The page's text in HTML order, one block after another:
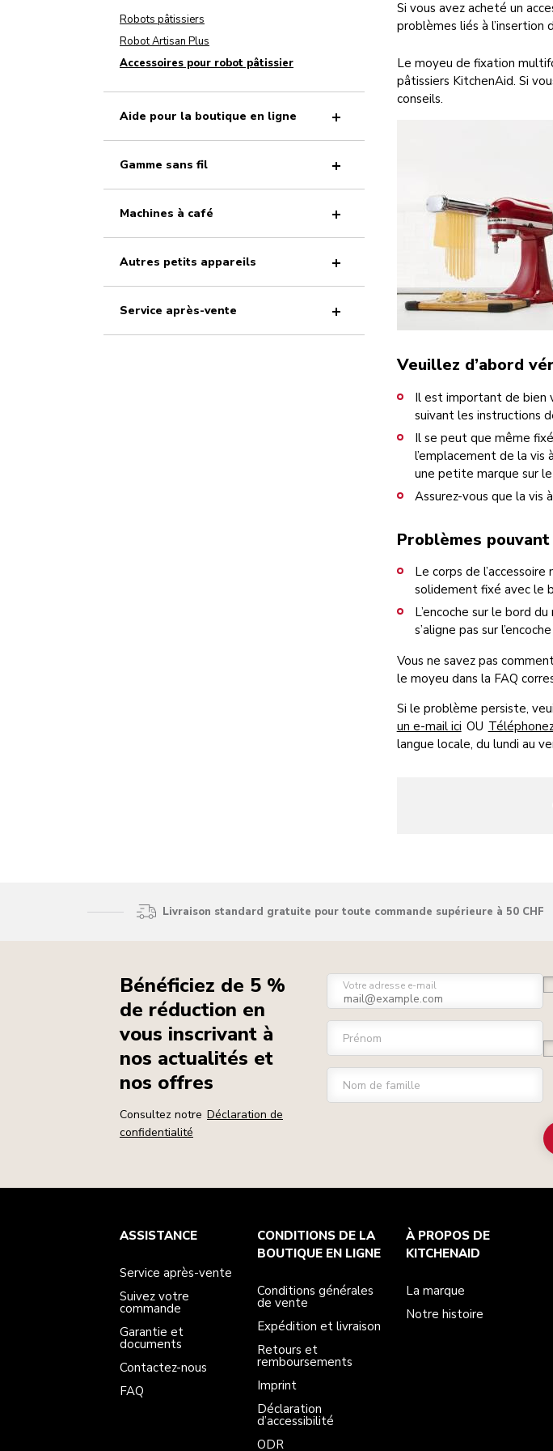
Si vous avez acheté un
problèmes liés à l’insertion
Le moyeu de fixation
pâtissiers KitchenAid. Si
conseils.
Veuillez d’abord
Il est important de bien
suivant les instructions
Il se peut que même
l’emplacement de la
une petite marque sur
Assurez-vous que la vis
Problèmes
Le corps de
solidement fixé avec le
L’encoche sur le bord
s’aligne pas sur
Vous ne savez pas
le moyeu dans la FAQ
Si le problème persiste,
un e-mail ici OU
langue locale, du lundi au
Robots pâtissiers
Robot Artisan Plus
Accessoires pour robot pâtissier
Aide pour la boutique en ligne
Gamme sans fil
Machines à café
Autres petits appareils
Service après-vente
Livraison standard gratuite pour toute commande supérieure à 50 CHF
Bénéficiez de 5 %
de réduction en
vous inscrivant à
nos actualités et
nos offres
Consultez notre Déclaration de
confidentialité
Votre adresse e-mail
Prénom
Nom de famille
Service après-vente
Suivez votre commande
FAQ
Conditions générales de vente
Expédition et livraison
Déclaration d’accessibilité
La marque
Notre histoire
Trouver une boutique
ASSISTANCE
Service après-vente
Suivez votre
commande
Garantie et
documents
Contactez-nous
FAQ
CONDITIONS DE LA
BOUTIQUE EN LIGNE
Conditions générales
de vente
Expédition et livraison
Retours et
remboursements
Imprint
Déclaration
d’accessibilité
ODR
À PROPOS DE
KITCHENAID
La marque
Notre histoire